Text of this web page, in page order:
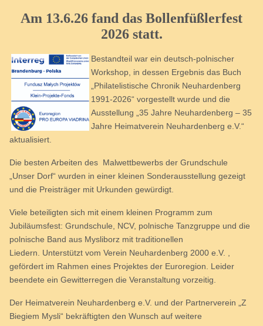
Am 13.6.26 fand das Bollenfüßlerfest
2026 statt.
Bestandteil war ein deutsch-polnischer
Workshop, in dessen Ergebnis das Buch
„Philatelistische Chronik Neuhardenberg
1991-2026“ vorgestellt wurde und die
Ausstellung „35 Jahre Neuhardenberg – 35
Jahre Heimatverein Neuhardenberg e.V.“
aktualisiert.
Die besten Arbeiten des Malwettbewerbs der Grundschule
„Unser Dorf“ wurden in einer kleinen Sonderausstellung gezeigt
und die Preisträger mit Urkunden gewürdigt.
Viele beteiligten sich mit einem kleinen Programm zum
Jubiläumsfest: Grundschule, NCV, polnische Tanzgruppe und die
polnische Band aus Mysliborz mit traditionellen
Liedern. Unterstützt vom Verein Neuhardenberg 2000 e.V. ,
gefördert im Rahmen eines Projektes der Euroregion. Leider
beendete ein Gewitterregen die Veranstaltung vorzeitig.
Der Heimatverein Neuhardenberg e.V. und der Partnerverein „Z
Biegiem Mysli“ bekräftigten den Wunsch auf weitere